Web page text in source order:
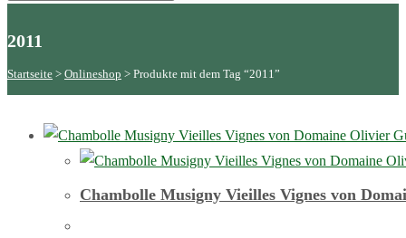
2011
Startseite > Onlineshop > Produkte mit dem Tag “2011”
Chambolle Musigny Vieilles Vignes von